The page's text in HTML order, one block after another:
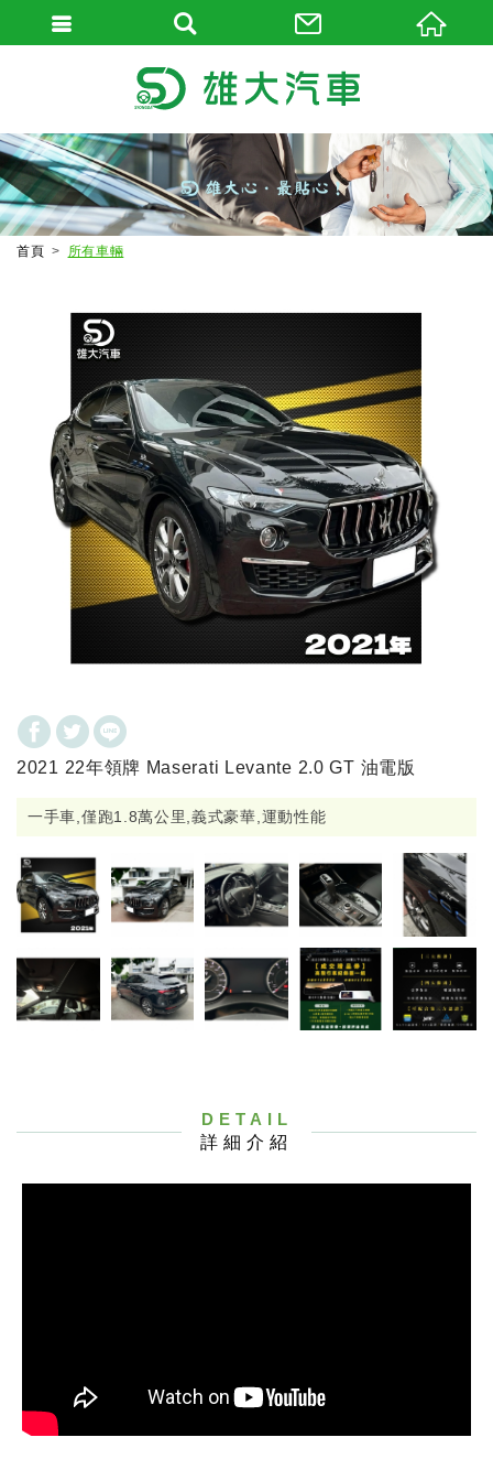
首頁 所有車輛
2021 22年領牌 Maserati Levante 2.0 GT 油電版
一手車,僅跑1.8萬公里,義式豪華,運動性能
DETAIL
詳細介紹